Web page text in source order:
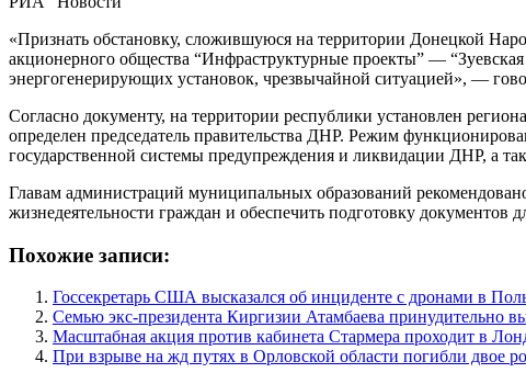
«Признать обстановку, сложившуюся на территории Донецкой
акционерного общества “Инфраструктурные проекты” —
энергогенерирующих установок, чрезвычайной ситуацией», —
Согласно документу, на территории республики установлен
определен председатель правительства ДНР. Режим
государственной системы предупреждения и ликвидации ДНР, а
Главам администраций муниципальных образований
жизнедеятельности граждан и обеспечить подготовку
Похожие записи:
Госсекретарь США высказался об инциденте с дронами в
Семью экс-президента Киргизии Атамбаева принудительно
Масштабная акция против кабинета Стармера проходит в
При взрыве на жд путях в Орловской области погибли двое